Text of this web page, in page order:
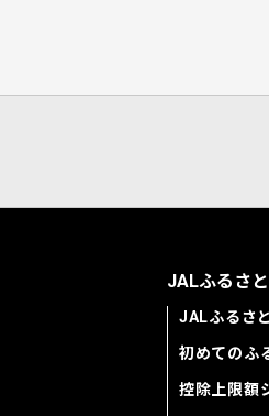
JALふるさ
JALふるさ
初めてのふ
控除上限額